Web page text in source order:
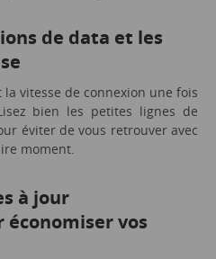
de data et les
vitesse de connexion une fois
bien les petites lignes de
éviter de vous retrouver avec
moment.
à jour
vos